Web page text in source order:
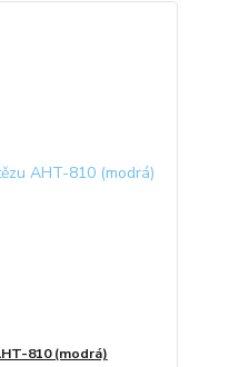
810 (modrá)